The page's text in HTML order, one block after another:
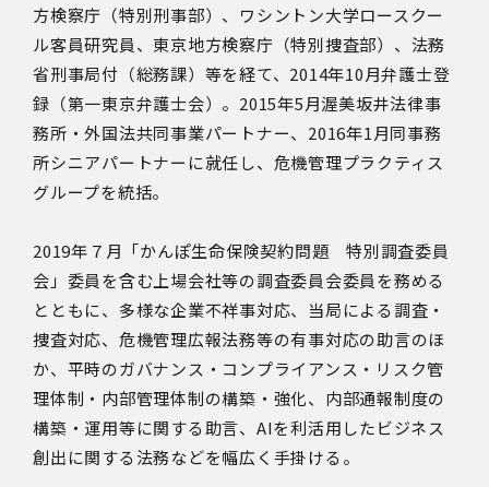
方検察庁（特別刑事部）、ワシントン大学ロースクー
ル客員研究員、東京地方検察庁（特別捜査部）、法務
省刑事局付（総務課）等を経て、2014年10月弁護士登
録（第一東京弁護士会）。2015年5月渥美坂井法律事
務所・外国法共同事業パートナー、2016年1月同事務
所シニアパートナーに就任し、危機管理プラクティス
グループを統括。
2019年７月「かんぽ生命保険契約問題 特別調査委員
会」委員を含む上場会社等の調査委員会委員を務める
とともに、多様な企業不祥事対応、当局による調査・
捜査対応、危機管理広報法務等の有事対応の助言のほ
か、平時のガバナンス・コンプライアンス・リスク管
理体制・内部管理体制の構築・強化、内部通報制度の
構築・運用等に関する助言、AIを利活用したビジネス
創出に関する法務などを幅広く手掛ける。